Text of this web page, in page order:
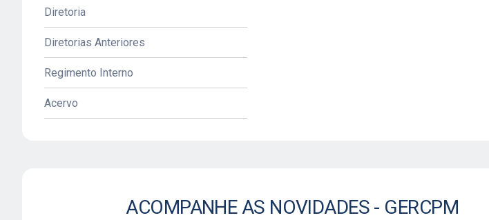
Diretoria
Diretorias Anteriores
Regimento Interno
Acervo
GERCPM